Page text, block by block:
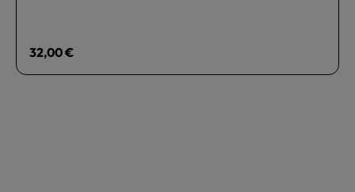
Regulärer Preis:
32,00 €